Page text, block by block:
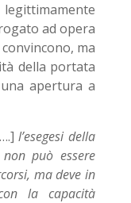
ad opera
ma
della portata
apertura a
l’esegesi della
può essere
ma deve in
la capacità